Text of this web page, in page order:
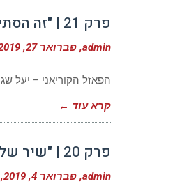
פרק 21 | "זה הסתיו וזה עובר…"
admin פברואר 27, 2019
הפאזל הקוריאני – יעל שגיא פרק 21 | "זה הסתיו וזה עובר…" ביום שישי פורסמה בעיתון
קרא עוד ←
פרק 20 | "שיר שלכת אדומה"
admin פברואר 4, 2019